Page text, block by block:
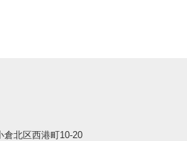
倉北区西港町10-20